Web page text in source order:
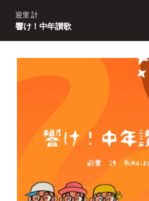
響け！中年讃歌
迎里 計